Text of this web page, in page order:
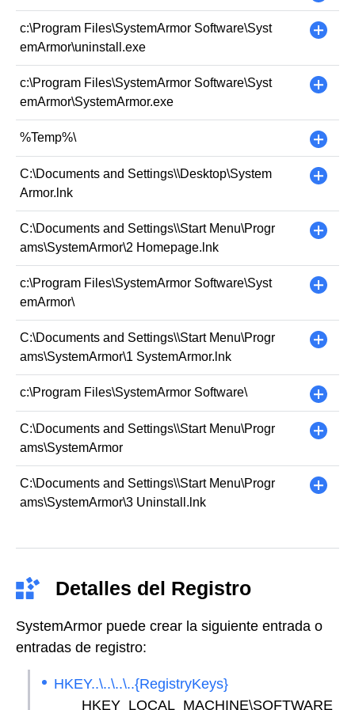
c:\Program Files\SystemArmor Software\Syst
emArmor\uninstall.exe
+
c:\Program Files\SystemArmor Software\Syst
emArmor\SystemArmor.exe
+
%Temp%\ +
C:\Documents and Settings\\Desktop\System
Armor.lnk
+
C:\Documents and Settings\\Start Menu\Progr
ams\SystemArmor\2 Homepage.lnk
+
c:\Program Files\SystemArmor Software\Syst
emArmor\
+
C:\Documents and Settings\\Start Menu\Progr
ams\SystemArmor\1 SystemArmor.lnk
+
c:\Program Files\SystemArmor Software\ +
C:\Documents and Settings\\Start Menu\Progr
ams\SystemArmor
+
C:\Documents and Settings\\Start Menu\Progr
ams\SystemArmor\3 Uninstall.lnk
+
Detalles del Registro
SystemArmor puede crear la siguiente entrada o
entradas de registro:
HKEY..\..\..\..{RegistryKeys}
HKEY_LOCAL_MACHINE\SOFTWARE